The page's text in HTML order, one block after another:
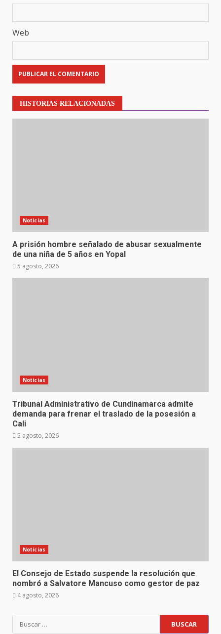
Web
HISTORIAS RELACIONADAS
Noticias
A prisión hombre señalado de abusar sexualmente
de una niña de 5 años en Yopal
5 agosto, 2026
Noticias
Tribunal Administrativo de Cundinamarca admite
demanda para frenar el traslado de la posesión a
Cali
5 agosto, 2026
Noticias
El Consejo de Estado suspende la resolución que
nombró a Salvatore Mancuso como gestor de paz
4 agosto, 2026